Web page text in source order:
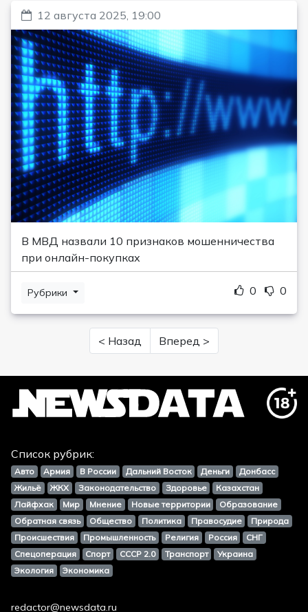
12 августа 2025, 19:00
В МВД назвали 10 признаков мошенничества
при онлайн-покупках
Рубрики 0 0
< Назад Вперед >
Список рубрик:
Авто Армия В России Дальний Восток Деньги
Донбасс
Жильё
ЖКХ Законодательство Здоровье
Казахстан
Лайфхак
Мир Мнение Новые территории
Образование
Обратная связь
Общество Политика Правосудие
Природа
Происшествия
Промышленность Религия Россия
СНГ
Спецоперация
Спорт СССР 2.0 Транспорт
Украина
Экология
Экономика
redactor@newsdata.ru